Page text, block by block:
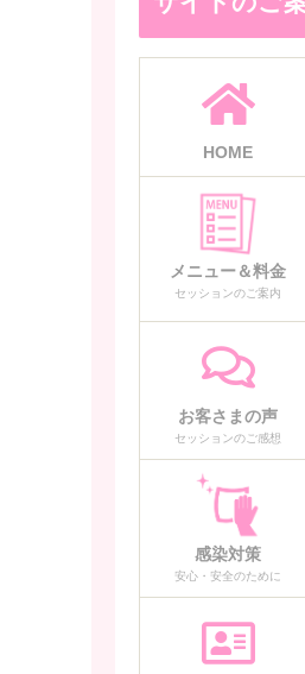
HOME
メニュー＆料金
セッションのご案内
お客さまの声
セッションのご感想
感染対策
安心・安全のために